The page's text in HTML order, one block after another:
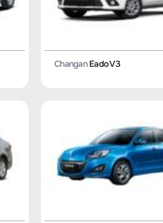
ChanganEado V3